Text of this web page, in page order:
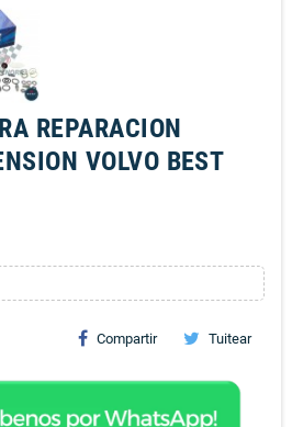
REPARACION
VOLVO BEST
Compartir Tuitear